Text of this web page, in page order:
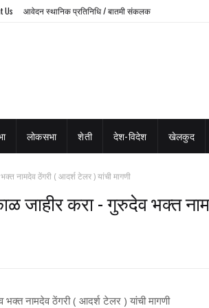
Us आवेदन स्थानिक प्रतिनिधि / बातमी संकलक
लोकसभा शेती देश-विदेश खेलकुद
नामदेव ठेंगरी ( आदर्श टेलर ) यांची मागणी
जाहीर करा - गुरुदेव भक्त
भक्त नामदेव ठेंगरी ( आदर्श टेलर ) यांची मागणी